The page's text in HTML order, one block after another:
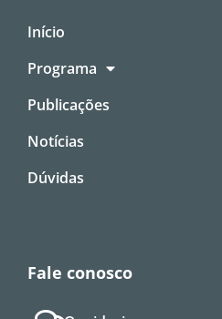
Início
Programa
Publicações
Notícias
Dúvidas
Fale conosco